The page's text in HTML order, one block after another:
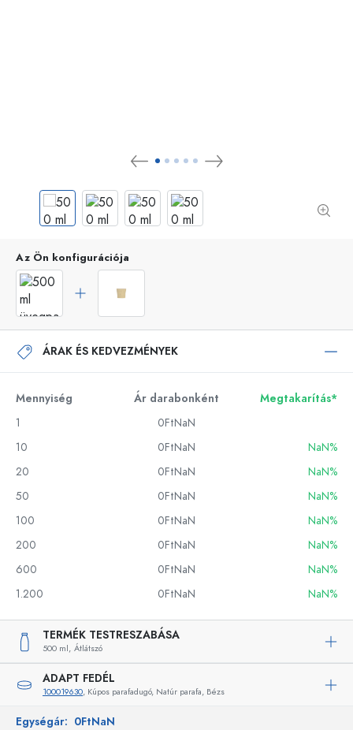
Az Ön konfigurációja
ÁRAK ÉS KEDVEZMÉNYEK
Mennyiség Ár darabonként
Megtakarítás*
1
0FtNaN
10
0FtNaN
NaN%
20
0FtNaN
NaN%
50
0FtNaN
NaN%
100
0FtNaN
NaN%
200
0FtNaN
NaN%
600
0FtNaN
NaN%
1.200
0FtNaN NaN%
TERMÉK TESTRESZABÁSA
500 ml, Átlátszó
ADAPT FEDÉL
100019630, Kúpos parafadugó, Natúr parafa, Bézs
Egységár: 0FtNaN